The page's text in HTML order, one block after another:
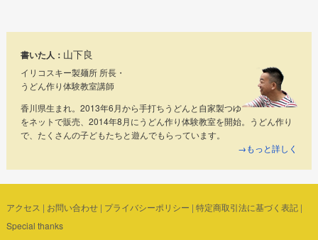
書いた人： 山下良
イリコスキー製麺所 所長・
うどん作り体験教室講師
香川県生まれ。2013年6月から手打ちうどんと自家製つゆ
をネットで販売、2014年8月にうどん作り体験教室を開始。うどん作り
で、たくさんの子どもたちと遊んでもらっています。
→もっと詳しく
アクセス | お問い合わせ| プライバシーポリシー | 特定商取引法に基づく表記|
Special thanks